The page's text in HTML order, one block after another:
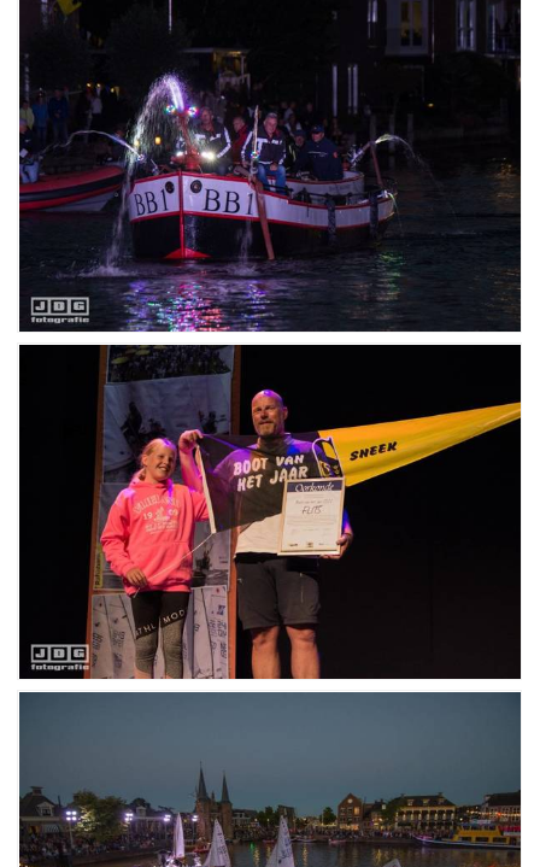
Jouw Sneek
De Friese meren
Other languages
UITagenda
Veel bezochte pagina's:
Top 10 leuke dingen
Vakantie vieren in Sneek
Uitgaan in Sneek
Overnachten in Sneek
Citygame Escapegame Sneek
Webcams
De leukste routes
Interactieve plattegrond van Sneek
Winkelen in Sneek
Bootverhuur